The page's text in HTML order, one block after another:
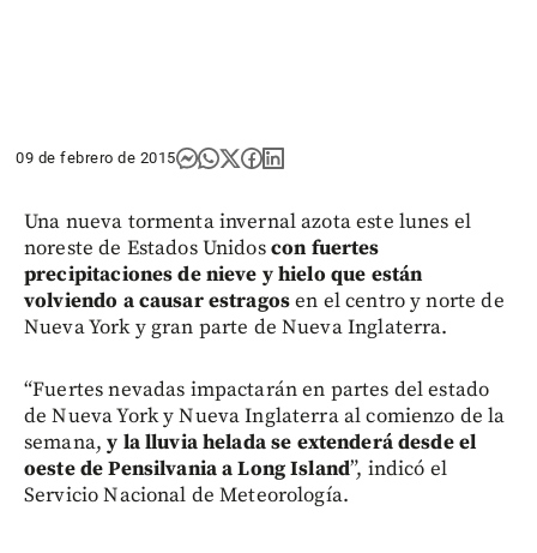
09 de febrero de 2015
Una nueva tormenta invernal azota este lunes el
noreste de Estados Unidoscon fuertes
precipitaciones de nieve y hielo que están
volviendo a causar estragosen el centro y norte de
Nueva York y gran parte de Nueva Inglaterra.
“Fuertes nevadas impactarán en partes del estado
de Nueva York y Nueva Inglaterra al comienzo de la
semana,y la lluvia helada se extenderá desde el
oeste de Pensilvania a Long Island”, indicó el
Servicio Nacional de Meteorología.